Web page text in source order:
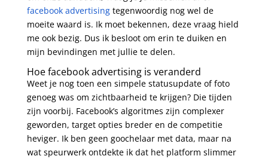
facebook advertisingtegenwoordig nog wel de
moeite waard is. Ik moet bekennen, deze vraag hield
me ook bezig. Dus ik besloot om erin te duiken en
mijn bevindingen met jullie te delen.
Hoe facebook advertising is veranderd
Weet je nog toen een simpele statusupdate of foto
genoeg was om zichtbaarheid te krijgen? Die tijden
zijn voorbij. Facebook’s algoritmes zijn complexer
geworden, target opties breder en de competitie
heviger. Ik ben geen goochelaar met data, maar na
wat speurwerk ontdekte ik dat het platform slimmer